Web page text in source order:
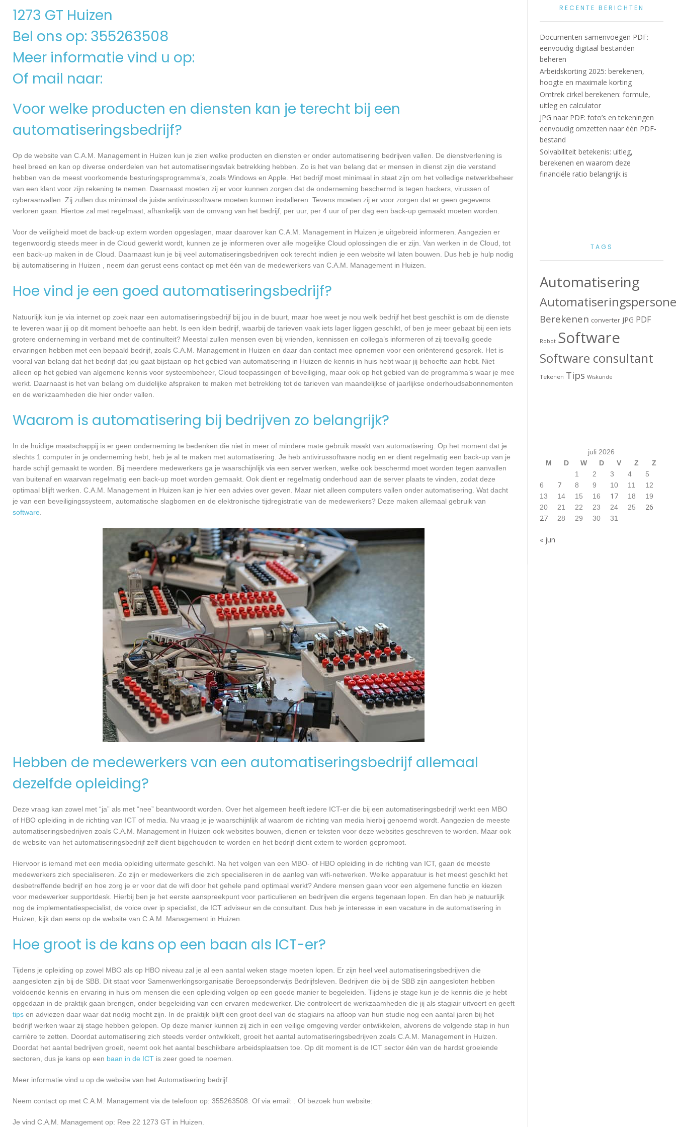
1273 GT Huizen
Bel ons op: 355263508
Meer informatie vind u op:
Of mail naar:
Voor welke producten en diensten kan je terecht bij een
automatiseringsbedrijf?
Op de website van C.A.M. Management in Huizen kun je zien welke producten en diensten er onder automatisering bedrijven vallen. De dienstverlening is
heel breed en kan op diverse onderdelen van het automatiseringsvlak betrekking hebben. Zo is het van belang dat er mensen in dienst zijn die verstand
hebben van de meest voorkomende besturingsprogramma’s, zoals Windows en Apple. Het bedrijf moet minimaal in staat zijn om het volledige netwerkbeheer
van een klant voor zijn rekening te nemen. Daarnaast moeten zij er voor kunnen zorgen dat de onderneming beschermd is tegen hackers, virussen of
cyberaanvallen. Zij zullen dus minimaal de juiste antivirussoftware moeten kunnen installeren. Tevens moeten zij er voor zorgen dat er geen gegevens
verloren gaan. Hiertoe zal met regelmaat, afhankelijk van de omvang van het bedrijf, per uur, per 4 uur of per dag een back-up gemaakt moeten worden.
Voor de veiligheid moet de back-up extern worden opgeslagen, maar daarover kan C.A.M. Management in Huizen je uitgebreid informeren. Aangezien er
tegenwoordig steeds meer in de Cloud gewerkt wordt, kunnen ze je informeren over alle mogelijke Cloud oplossingen die er zijn. Van werken in de Cloud, tot
een back-up maken in de Cloud. Daarnaast kun je bij veel automatiseringsbedrijven ook terecht indien je een website wil laten bouwen. Dus heb je hulp nodig
bij automatisering in Huizen , neem dan gerust eens contact op met één van de medewerkers van C.A.M. Management in Huizen.
Hoe vind je een goed automatiseringsbedrijf?
Natuurlijk kun je via internet op zoek naar een automatiseringsbedrijf bij jou in de buurt, maar hoe weet je nou welk bedrijf het best geschikt is om de dienste
te leveren waar jij op dit moment behoefte aan hebt. Is een klein bedrijf, waarbij de tarieven vaak iets lager liggen geschikt, of ben je meer gebaat bij een iets
grotere onderneming in verband met de continuïteit? Meestal zullen mensen even bij vrienden, kennissen en collega’s informeren of zij toevallig goede
ervaringen hebben met een bepaald bedrijf, zoals C.A.M. Management in Huizen en daar dan contact mee opnemen voor een oriënterend gesprek. Het is
vooral van belang dat het bedrijf dat jou gaat bijstaan op het gebied van automatisering in Huizen de kennis in huis hebt waar jij behoefte aan hebt. Niet
alleen op het gebied van algemene kennis voor systeembeheer, Cloud toepassingen of beveiliging, maar ook op het gebied van de programma’s waar je mee
werkt. Daarnaast is het van belang om duidelijke afspraken te maken met betrekking tot de tarieven van maandelijkse of jaarlijkse onderhoudsabonnementen
en de werkzaamheden die hier onder vallen.
Waarom is automatisering bij bedrijven zo belangrijk?
In de huidige maatschappij is er geen onderneming te bedenken die niet in meer of mindere mate gebruik maakt van automatisering. Op het moment dat je
slechts 1 computer in je onderneming hebt, heb je al te maken met automatisering. Je heb antivirussoftware nodig en er dient regelmatig een back-up van je
harde schijf gemaakt te worden. Bij meerdere medewerkers ga je waarschijnlijk via een server werken, welke ook beschermd moet worden tegen aanvallen
van buitenaf en waarvan regelmatig een back-up moet worden gemaakt. Ook dient er regelmatig onderhoud aan de server plaats te vinden, zodat deze
optimaal blijft werken. C.A.M. Management in Huizen kan je hier een advies over geven. Maar niet alleen computers vallen onder automatisering. Wat dacht
je van een beveiligingssysteem, automatische slagbomen en de elektronische tijdregistratie van de medewerkers? Deze maken allemaal gebruik van
software
Hebben de medewerkers van een automatiseringsbedrijf allemaal
dezelfde opleiding?
Deze vraag kan zowel met “ja” als met “nee” beantwoordt worden. Over het algemeen heeft iedere ICT-er die bij een automatiseringsbedrijf werkt een MBO
of HBO opleiding in de richting van ICT of media. Nu vraag je je waarschijnlijk af waarom de richting van media hierbij genoemd wordt. Aangezien de meeste
automatiseringsbedrijven zoals C.A.M. Management in Huizen ook websites bouwen, dienen er teksten voor deze websites geschreven te worden. Maar ook
de website van het automatiseringsbedrijf zelf dient bijgehouden te worden en het bedrijf dient extern te worden gepromoot.
Hiervoor is iemand met een media opleiding uitermate geschikt. Na het volgen van een MBO- of HBO opleiding in de richting van ICT, gaan de meeste
medewerkers zich specialiseren. Zo zijn er medewerkers die zich specialiseren in de aanleg van wifi-netwerken. Welke apparatuur is het meest geschikt het
desbetreffende bedrijf en hoe zorg je er voor dat de wifi door het gehele pand optimaal werkt? Andere mensen gaan voor een algemene functie en kiezen
voor medewerker supportdesk. Hierbij ben je het eerste aanspreekpunt voor particulieren en bedrijven die ergens tegenaan lopen. En dan heb je natuurlijk
nog de implementatiespecialist, de voice over ip specialist, de ICT adviseur en de consultant. Dus heb je interesse in een vacature in de automatisering in
Huizen, kijk dan eens op de website van C.A.M. Management in Huizen.
Hoe groot is de kans op een baan als ICT-er?
Tijdens je opleiding op zowel MBO als op HBO niveau zal je al een aantal weken stage moeten lopen. Er zijn heel veel automatiseringsbedrijven die
aangesloten zijn bij de SBB. Dit staat voor Samenwerkingsorganisatie Beroepsonderwijs Bedrijfsleven. Bedrijven die bij de SBB zijn aangesloten hebben
voldoende kennis en ervaring in huis om mensen die een opleiding volgen op een goede manier te begeleiden. Tijdens je stage kun je de kennis die je hebt
opgedaan in de praktijk gaan brengen, onder begeleiding van een ervaren medewerker. Die controleert de werkzaamheden die jij als stagiair uitvoert en geeft
tips en adviezen daar waar dat nodig mocht zijn. In de praktijk blijft een groot deel van de stagiairs na afloop van hun studie nog een aantal jaren bij het
bedrijf werken waar zij stage hebben gelopen. Op deze manier kunnen zij zich in een veilige omgeving verder ontwikkelen, alvorens de volgende stap in hun
carrière te zetten. Doordat automatisering zich steeds verder ontwikkelt, groeit het aantal automatiseringsbedrijven zoals C.A.M. Management in Huizen.
Doordat het aantal bedrijven groeit, neemt ook het aantal beschikbare arbeidsplaatsen toe. Op dit moment is de ICT sector één van de hardst groeiende
sectoren, dus je kans op een baan in de ICT is zeer goed te noemen.
Meer informatie vind u op de website van het Automatisering bedrijf.
Neem contact op met C.A.M. Management via de telefoon op: 355263508. Of via email: . Of bezoek hun website:
Je vind C.A.M. Management op: Ree 22 1273 GT in Huizen.
RECENTE BERICHTEN
Documenten samenvoegen PDF:
eenvoudig digitaal bestanden
beheren
Arbeidskorting 2025: berekenen,
hoogte en maximale korting
Omtrek cirkel berekenen: formule,
uitleg en calculator
JPG naar PDF: foto’s en tekeningen
eenvoudig omzetten naar één PDF-
bestand
Solvabiliteit betekenis: uitleg,
berekenen en waarom deze
financiële ratio belangrijk is
TAGS
Automatisering
Berekenen converter JPG PDF
Robot Software
Software consultant
Tekenen Tips Wiskunde
juli 2026
M
D W D V Z
Z
1
2 3 4
5
6
7 8 9 10 11
12
13
14 15 16 17 18
19
20
21 22 23 24 25
26
27
28 29 30 31
« jun